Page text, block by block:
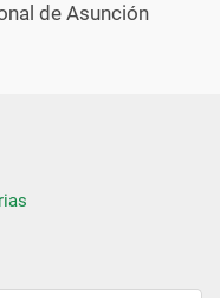
de Asunción